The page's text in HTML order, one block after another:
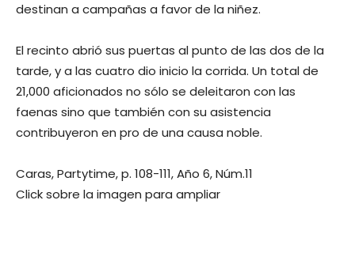
destinan a campañas a favor de la niñez.
El recinto abrió sus puertas al punto de las dos de la
tarde, y a las cuatro dio inicio la corrida. Un total de
21,000 aficionados no sólo se deleitaron con las
faenas sino que también con su asistencia
contribuyeron en pro de una causa noble.
Caras, Partytime, p. 108-111, Año 6, Núm.11
Click sobre la imagen para ampliar